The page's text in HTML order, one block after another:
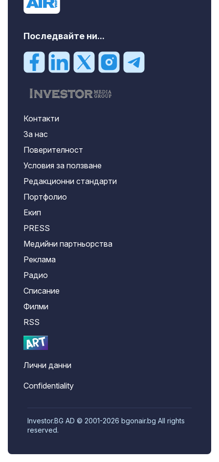
Последвайте ни...
Контакти
За нас
Поверителност
Условия за ползване
Редакционни стандарти
Портфолио
Екип
PRESS
Медийни партньорства
Реклама
Радио
Списание
Филми
RSS
Лични данни
Confidentiality
Investor.BG AD © 2001-2026 bgonair.bg All rights
reserved.